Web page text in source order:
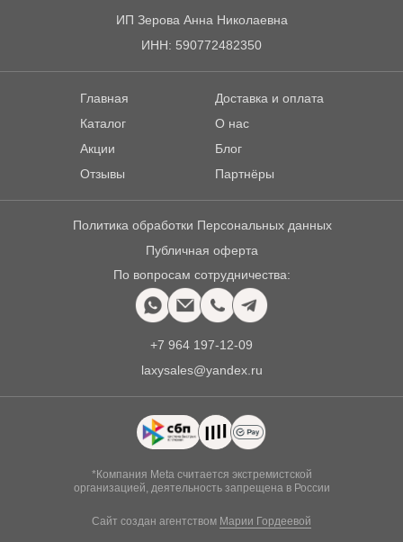
ИП Зерова Анна Николаевна
ИНН: 590772482350
Главная
Каталог
Акции
Отзывы
Доставка и оплата
О нас
Блог
Партнёры
Политика обработки Персональных данных
Публичная оферта
По вопросам сотрудничества:
*Компания Meta считается экстремистской
организацией, деятельность запрещена в России
Сайт создан агентством Марии Гордеевой
+7 964 197-12-09
laxysales@yandex.ru